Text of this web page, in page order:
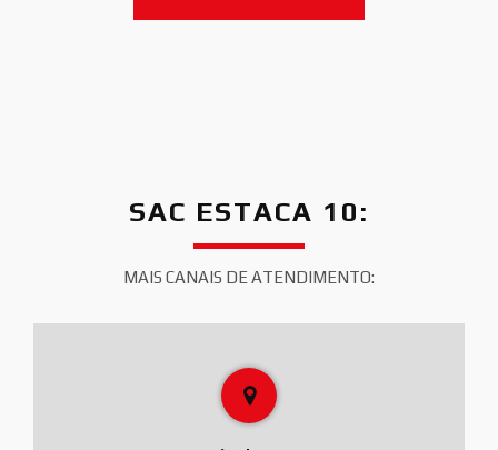
SAC ESTACA 10:
MAIS CANAIS DE ATENDIMENTO: